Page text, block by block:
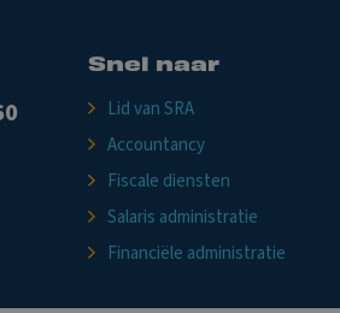
Snel naar
Lid van SRA
Accountancy
Fiscale diensten
Salaris administratie
Financiële administratie